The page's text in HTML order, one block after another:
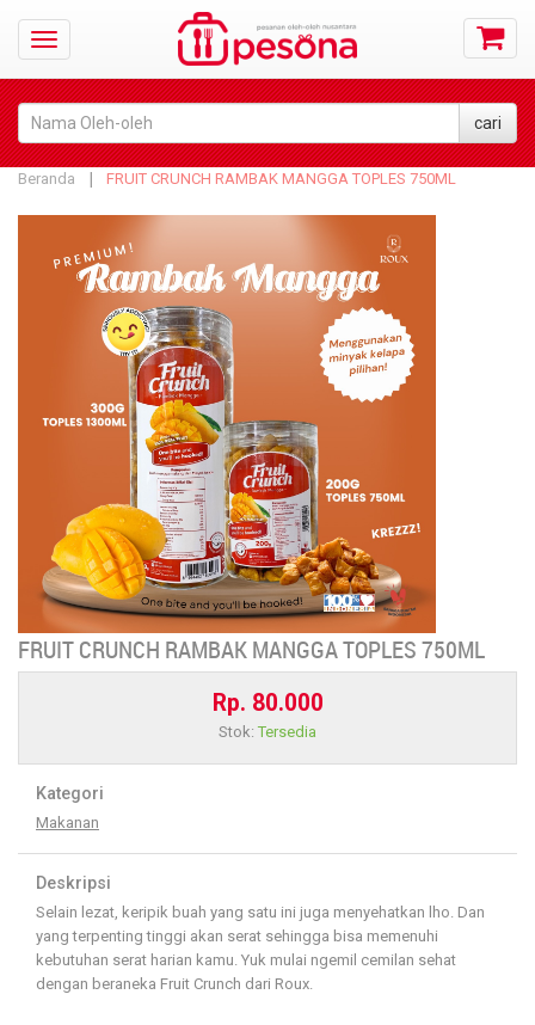
Beranda FRUIT CRUNCH RAMBAK MANGGA TOPLES 750ML
FRUIT CRUNCH RAMBAK MANGGA TOPLES 750ML
Rp. 80.000
Stok: Tersedia
Kategori
Makanan
Deskripsi
Selain lezat, keripik buah yang satu ini juga menyehatkan lho. Dan
yang terpenting tinggi akan serat sehingga bisa memenuhi
kebutuhan serat harian kamu. Yuk mulai ngemil cemilan sehat
dengan beraneka Fruit Crunch dari Roux.